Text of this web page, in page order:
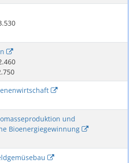
und
Bioenergiegewinnung